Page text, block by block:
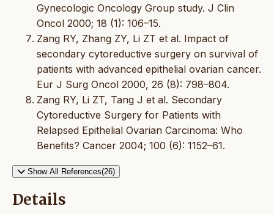
Gynecologic Oncology Group study. J Clin
Oncol 2000; 18 (1): 106–15.
Zang RY, Zhang ZY, Li ZT et al. Impact of
secondary cytoreductive surgery on survival of
patients with advanced epithelial ovarian cancer.
Eur J Surg Oncol 2000, 26 (8): 798–804.
Zang RY, Li ZT, Tang J et al. Secondary
Cytoreductive Surgery for Patients with
Relapsed Epithelial Ovarian Carcinoma: Who
Benefits? Cancer 2004; 100 (6): 1152–61.
Show All References(26)
Details